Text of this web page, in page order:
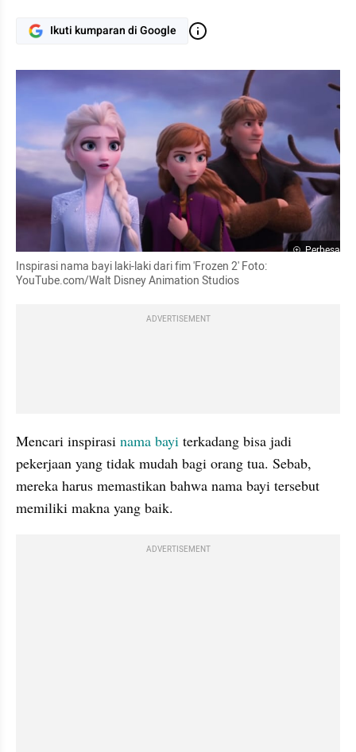
Ikuti kumparan di Google
Perbesar
Inspirasi nama bayi laki-laki dari fim 'Frozen 2' Foto:
YouTube.com/Walt Disney Animation Studios
ADVERTISEMENT
Mencari inspirasi nama bayi terkadang bisa jadi
pekerjaan yang tidak mudah bagi orang tua. Sebab,
mereka harus memastikan bahwa nama bayi tersebut
memiliki makna yang baik.
ADVERTISEMENT